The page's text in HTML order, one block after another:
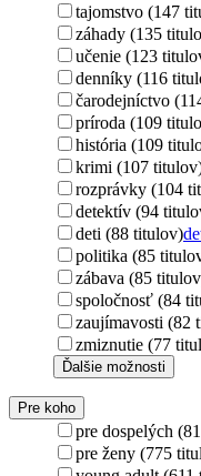
tajomstvo (147
záhady (135
učenie (123
denníky (116
čarodejníctvo
príroda (109
história (109
krimi (107
rozprávky (104
detektív (94
deti (88 titulov)
politika (85
zábava (85
spoločnosť (84
zaujímavosti (82
zmiznutie (77
Ďalšie možnosti
Pre koho
pre dospelých
pre ženy (775